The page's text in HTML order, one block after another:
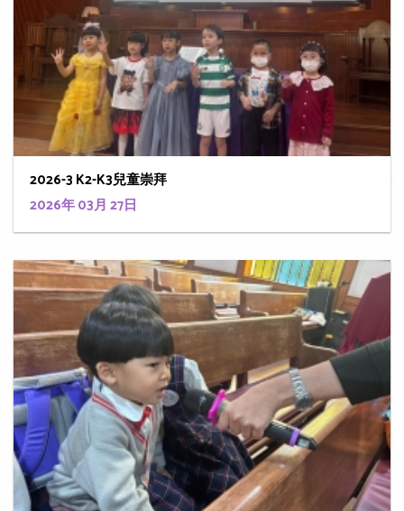
2026-3 K2-K3兒童崇拜
2026年 03月 27日